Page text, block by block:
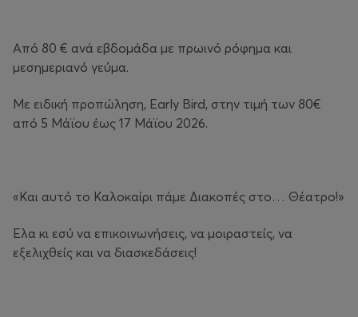
Από 80 € ανά εβδομάδα με πρωινό ρόφημα και
μεσημεριανό γεύμα.
Με ειδική προπώληση, Early Bird, στην τιμή των 80€
από 5 Μάϊου έως 17 Μάϊου 2026.
«Και αυτό το Καλοκαίρι πάμε Διακοπές στο… Θέατρο!»
Έλα κι εσύ να επικοινωνήσεις, να μοιραστείς, να
εξελιχθείς και να διασκεδάσεις!